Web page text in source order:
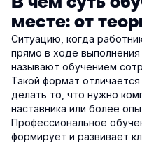
месте: от
Ситуацию, когда
прямо в ходе
называют обучением
Такой формат
делать то, что нужно
наставника или более
Профессиональное
формирует и развивает